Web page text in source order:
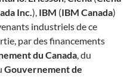
Inc.), IBM (IBM Canada)
industriels de ce
par des financements
du Canada, du
Gouvernement de